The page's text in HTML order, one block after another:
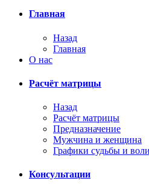
Главная
Назад
Главная
О нас
Расчёт матрицы
Назад
Расчёт матрицы
Предназначение
Мужчина и женщина
Графики судьбы и воли
Консультации